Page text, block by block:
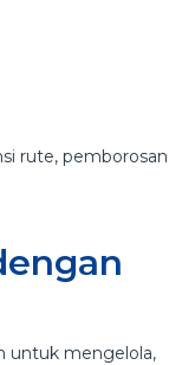
rute, pemborosan
untuk mengelola,